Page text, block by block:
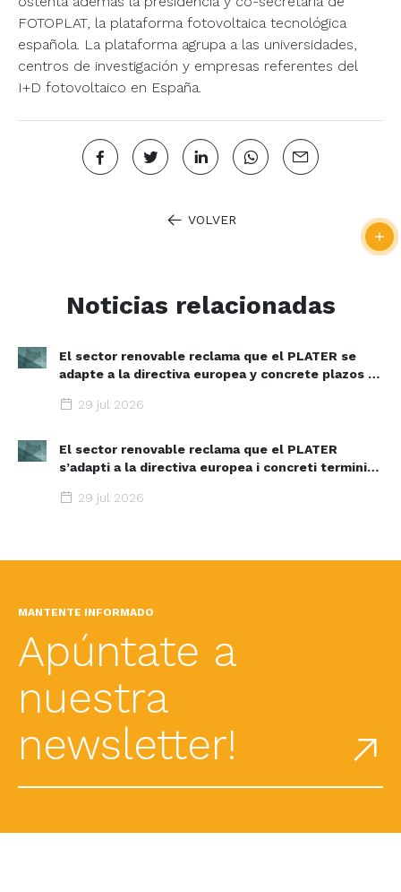
FOTOPLAT, la plataforma fotovoltaica tecnológica
española. La plataforma agrupa a las universidades,
centros de investigación y empresas referentes del
I+D fotovoltaico en España.
VOLVER
Noticias relacionadas
El sector renovable reclama que el PLATER se
adapte a la directiva europea y concrete plazos y
29 jul 2026
El sector renovable reclama que el PLATER
s’adapti a la directiva europea i concreti terminis i
29 jul 2026
MANTENTE INFORMADO
Apúntate a
nuestra
newsletter!